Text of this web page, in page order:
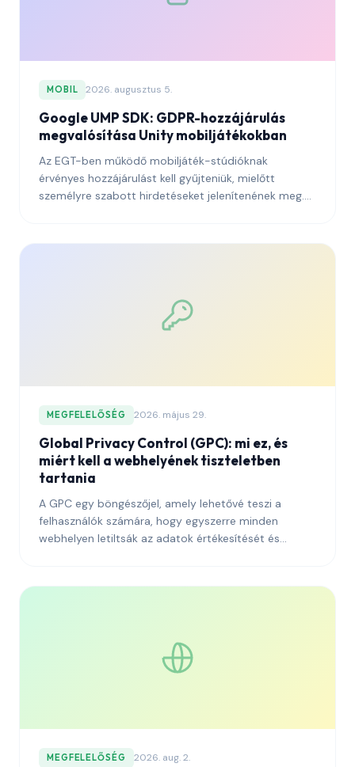
MOBIL 2026. augusztus 5.
Google UMP SDK: GDPR-hozzájárulás
megvalósítása Unity mobiljátékokban
Az EGT-ben működő mobiljáték-stúdióknak
érvényes hozzájárulást kell gyűjteniük, mielőtt
személyre szabott hirdetéseket jelenítenének meg.
MEGFELELŐSÉG 2026. május 29.
Global Privacy Control (GPC): mi ez, és
miért kell a webhelyének tiszteletben
tartania
A GPC egy böngészőjel, amely lehetővé teszi a
felhasználók számára, hogy egyszerre minden
webhelyen letiltsák az adatok értékesítését és
helyesen.
MEGFELELŐSÉG 2026. aug. 2.